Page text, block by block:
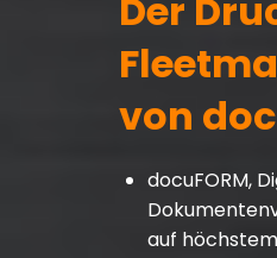
Der
von
docuFORM,
auf